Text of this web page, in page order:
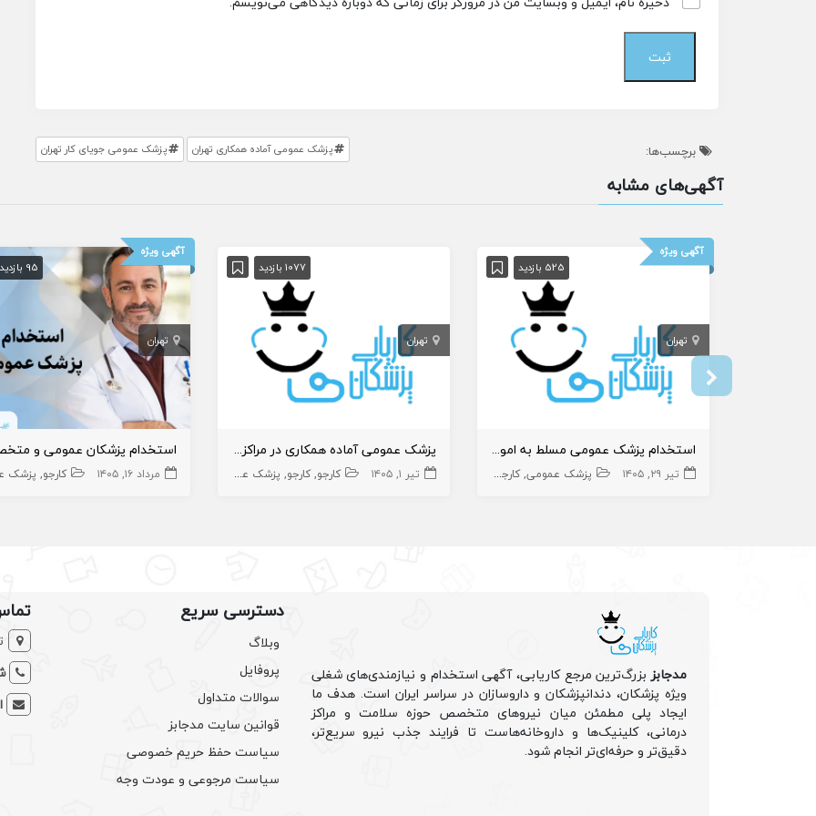
برچسب‌ها: پزشک عمومی آماده همکاری تهران پزشک عمومی جویای کار تهران
آگهی‌های مشابه
آگهی ویژه
525 بازدید
تهران
استخدام پزشک عمومی مسلط به امور زیبایی دارای پروانه شهرقدس
تیر ۲۹, ۱۴۰۵ پزشک عمومی کارجو
1077 بازدید
تهران
پزشک عمومی آماده همکاری در مراکز درمانی و زیبایی
تیر ۱, ۱۴۰۵ کارجو کارجو پزشک عمومی پوست و زیبایی زیبایی پزشک عمومی
آگهی ویژه
95 بازدید
تهران
مرداد ۱۶, ۱۴۰۵ کارجو پزشک
مدجابزبزرگ‌ترین مرجع کاریابی، آگهی استخدام و نیازمندی‌های شغلی
ویژه پزشکان، دندانپزشکان و داروسازان در سراسر ایران است. هدف ما
ایجاد پلی مطمئن میان نیروهای متخصص حوزه سلامت و مراکز
درمانی، کلینیک‌ها و داروخانه‌هاست تا فرایند جذب نیرو سریع‌تر،
دقیق‌تر و حرفه‌ای‌تر انجام شود.
دسترسی سریع
وبلاگ
پروفایل
سوالات متداول
قوانین سایت مدجابز
سیاست حفظ حریم خصوصی
سیاست مرجوعی و عودت وجه